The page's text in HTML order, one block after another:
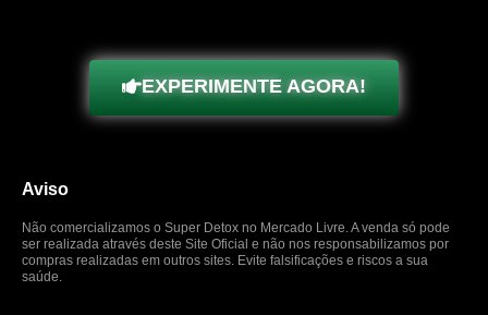
EXPERIMENTE AGORA!
Aviso
Não comercializamos o Super Detox no Mercado Livre. A venda só pode
ser realizada através deste Site Oficial e não nos responsabilizamos por
compras realizadas em outros sites. Evite falsificações e riscos a sua
saúde.